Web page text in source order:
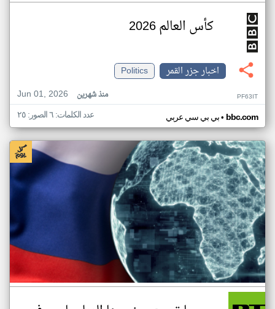
كأس العالم 2026
اخبار جزر القمر
Politics
Jun 01, 2026
منذ شهرين PF63IT
بي بي سي عربي• bbc.com عدد الكلمات: ٦ الصور: ٢٥